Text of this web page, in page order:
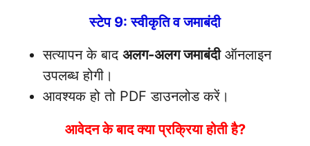
स्टेप 9: स्वीकृति व जमाबंदी
सत्यापन के बाद अलग-अलग जमाबंदीऑनलाइन
उपलब्ध होगी।
आवश्यक हो तो PDF डाउनलोड करें।
आवेदन के बाद क्या प्रक्रिया होती है?